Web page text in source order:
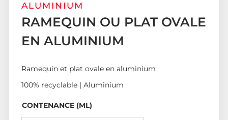
ALUMINIUM
RAMEQUIN OU PLAT OVALE
EN ALUMINIUM
Ramequin et plat ovale en aluminium
100% recyclable | Aluminium
CONTENANCE (ML)